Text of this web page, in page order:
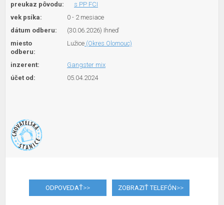
preukaz pôvodu:
s PP FCI
vek psíka:
0 - 2 mesiace
dátum odberu:
(30.06.2026) Ihneď
miesto
odberu:
Lužice (Okres Olomouc)
inzerent:
Gangster mix
účet od:
05.04.2024
ODPOVEDAŤ>> ZOBRAZIŤ TELEFÓN>>